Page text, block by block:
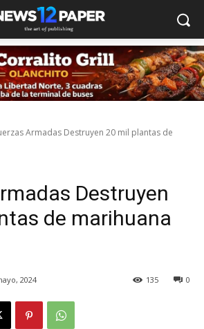
Armadas Destruyen 20 mil plantas de
Destruyen
de marihuana
2024 0
135